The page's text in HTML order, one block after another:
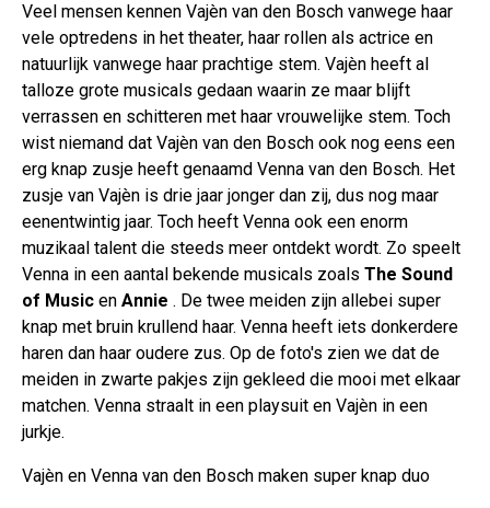
Veel mensen kennen Vajèn van den Bosch vanwege haar
vele optredens in het theater, haar rollen als actrice en
natuurlijk vanwege haar prachtige stem. Vajèn heeft al
talloze grote musicals gedaan waarin ze maar blijft
verrassen en schitteren met haar vrouwelijke stem. Toch
wist niemand dat Vajèn van den Bosch ook nog eens een
erg knap zusje heeft genaamd Venna van den Bosch. Het
zusje van Vajèn is drie jaar jonger dan zij, dus nog maar
eenentwintig jaar. Toch heeft Venna ook een enorm
muzikaal talent die steeds meer ontdekt wordt. Zo speelt
Venna in een aantal bekende musicals zoals The Sound
of Music en Annie . De twee meiden zijn allebei super
knap met bruin krullend haar. Venna heeft iets donkerdere
haren dan haar oudere zus. Op de foto's zien we dat de
meiden in zwarte pakjes zijn gekleed die mooi met elkaar
matchen. Venna straalt in een playsuit en Vajèn in een
jurkje.
Vajèn en Venna van den Bosch maken super knap duo